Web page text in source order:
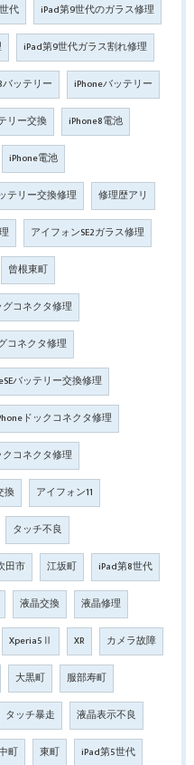
代 iPad第9世代のガラス修理
iPad第9世代ガラス割れ修理
バッテリー iPhoneバッテリー
リー交換 iPhone8電池
iPhone電池
テリー交換修理 修理歴アリ
アイフォンSE2ガラス修理
曾根東町
グコネクタ修理
コネクタ修理
バッテリー交換修理
ドックコネクタ修理
クコネクタ修理
換 アイフォン11
タッチ不良
田市 江坂町 iPad第8世代
液晶交換 液晶修理
Xperia5Ⅱ XR カメラ故障
大黒町 服部寿町
タッチ暴走 液晶表示不良
町 東町 iPad第5世代